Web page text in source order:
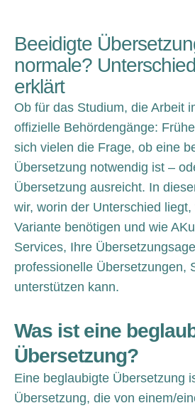
Beeidigte
normale?
erklärt
Ob für das Studium, die Arbeit
offizielle Behördengänge:
sich vielen die Frage, ob eine
Übersetzung notwendig ist –
Übersetzung ausreicht. In
wir, worin der Unterschied
Variante benötigen und wie
Services, Ihre
professionelle Übersetzungen,
unterstützen kann.
Was ist eine
Übersetzung?
Eine beglaubigte Übersetzung
Übersetzung, die von einem/